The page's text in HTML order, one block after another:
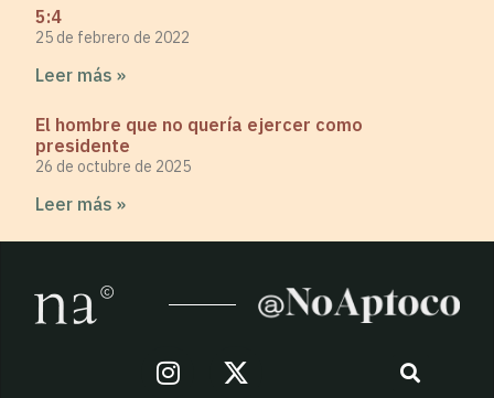
5:4
25 de febrero de 2022
Leer más »
El hombre que no quería ejercer como
presidente
26 de octubre de 2025
Leer más »